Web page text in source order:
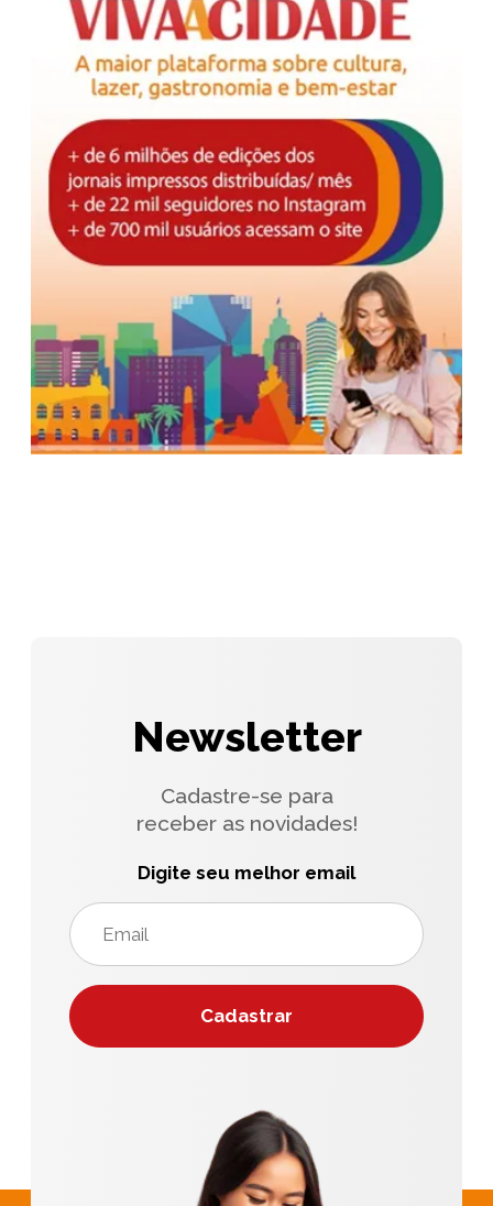
Newsletter
Cadastre-se para
receber as novidades!
Digite seu melhor email